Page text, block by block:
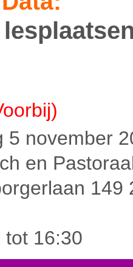
5 november
en
149
tot 16:30